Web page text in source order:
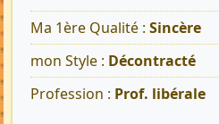
Ma 1ère Qualité : Sincère
mon Style : Décontracté
Profession : Prof. libérale